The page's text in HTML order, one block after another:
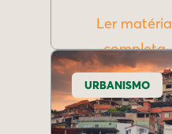
Ler matéria
completa
URBANISMO